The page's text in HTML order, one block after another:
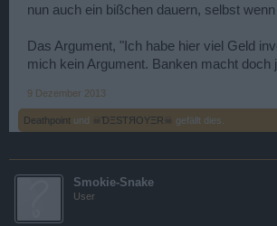
nun auch ein bißchen dauern, selbst
Das Argument, "Ich habe hier viel Geld
mich kein Argument. Banken macht doch
9 Dezember 2013
Deathpoint und ☠ƊΞSTЯOYΞR☠ gefällt dies.
Smokie-Snake
User